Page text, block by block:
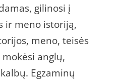
gilinosi į
ir meno istoriją,
meno, teisės
anglų,
Egzaminų